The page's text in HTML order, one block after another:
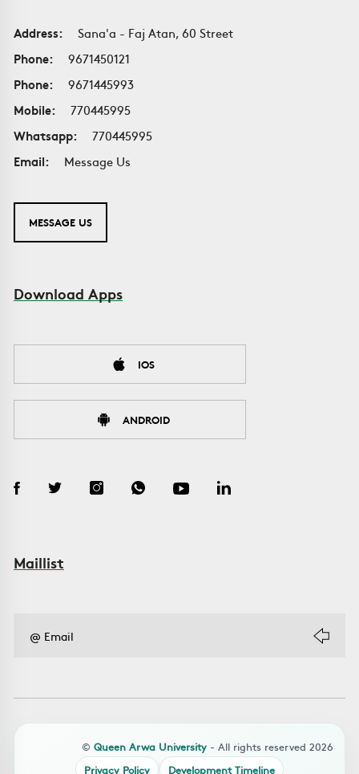
Address:
Sana'a - Faj Atan, 60 Street
Phone:
9671450121
Phone:
9671445993
Mobile:
770445995
Whatsapp:
770445995
Email:
Message Us
MESSAGE US
Download Apps
IOS
ANDROID
Maillist
© Queen Arwa University - All rights reserved 2026
Privacy Policy
Development Timeline